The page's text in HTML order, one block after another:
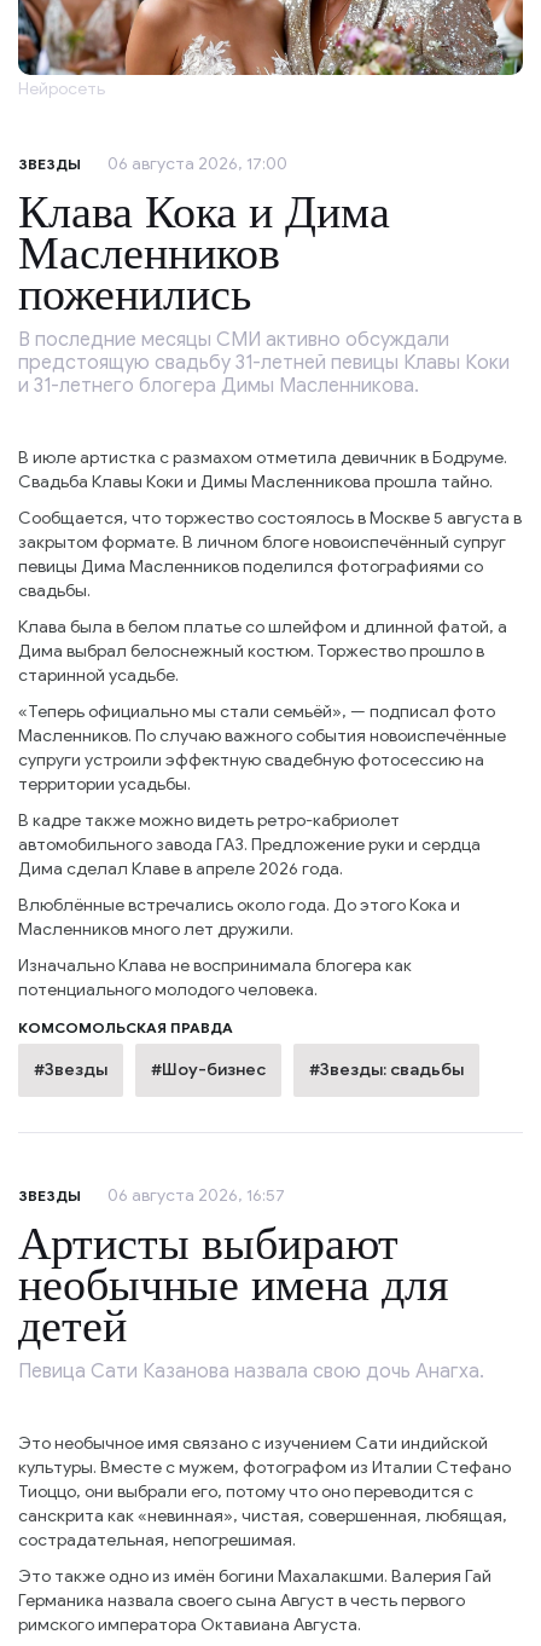
Нейросеть
ЗВЕЗДЫ 06 августа 2026, 17:00
Клава Кока и Дима
Масленников
поженились
В последние месяцы СМИ активно обсуждали
предстоящую свадьбу 31-летней певицы Клавы Коки
и 31-летнего блогера Димы Масленникова.
В июле артистка с размахом отметила девичник в Бодруме.
Свадьба Клавы Коки и Димы Масленникова прошла тайно.
Сообщается, что торжество состоялось в Москве 5 августа в
закрытом формате. В личном блоге новоиспечённый супруг
певицы Дима Масленников поделился фотографиями со
свадьбы.
Клава была в белом платье со шлейфом и длинной фатой, а
Дима выбрал белоснежный костюм. Торжество прошло в
старинной усадьбе.
«Теперь официально мы стали семьёй», — подписал фото
Масленников. По случаю важного события новоиспечённые
супруги устроили эффектную свадебную фотосессию на
территории усадьбы.
В кадре также можно видеть ретро-кабриолет
автомобильного завода ГАЗ. Предложение руки и сердца
Дима сделал Клаве в апреле 2026 года.
Влюблённые встречались около года. До этого Кока и
Масленников много лет дружили.
Изначально Клава не воспринимала блогера как
потенциального молодого человека.
КОМСОМОЛЬСКАЯ ПРАВДА
#Звезды #Шоу-бизнес #Звезды: свадьбы
ЗВЕЗДЫ 06 августа 2026, 16:57
Артисты выбирают
необычные имена для
детей
Певица Сати Казанова назвала свою дочь Анагха.
Это необычное имя связано с изучением Сати индийской
культуры. Вместе с мужем, фотографом из Италии Стефано
Тиоццо, они выбрали его, потому что оно переводится с
санскрита как «невинная», чистая, совершенная, любящая,
сострадательная, непогрешимая.
Это также одно из имён богини Махалакшми. Валерия Гай
Германика назвала своего сына Август в честь первого
римского императора Октавиана Августа.